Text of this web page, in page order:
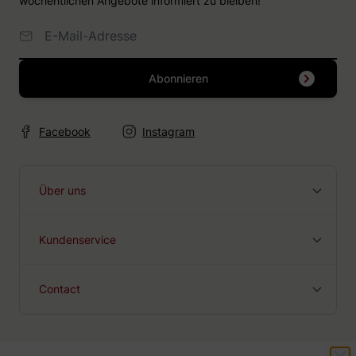
Abonnieren
Facebook Instagram
Über uns
Kundenservice
Contact